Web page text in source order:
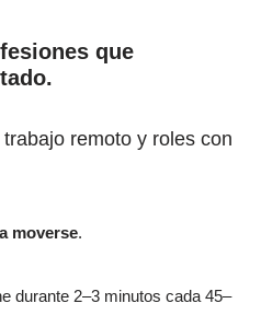
que
.
remoto y roles con
moverse.
durante 2–3 minutos cada 45–